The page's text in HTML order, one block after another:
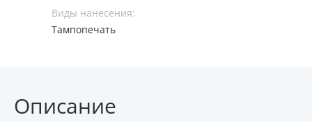
Виды нанесения:
Тампопечать
Описание